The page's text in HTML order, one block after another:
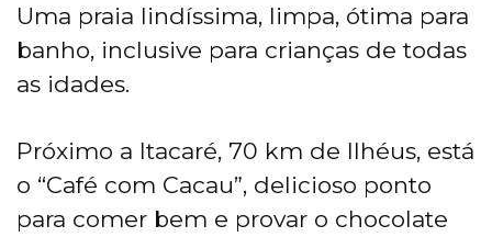
Uma praia lindíssima, limpa, ótima para
banho, inclusive para crianças de todas
as idades.
Próximo a Itacaré, 70 km de Ilhéus, está
o “Café com Cacau”, delicioso ponto
para comer bem e provar o chocolate